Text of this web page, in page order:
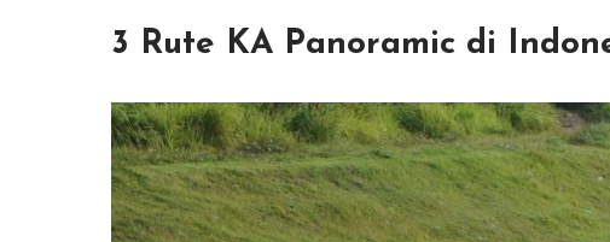
3 Rute KA Panoramic di